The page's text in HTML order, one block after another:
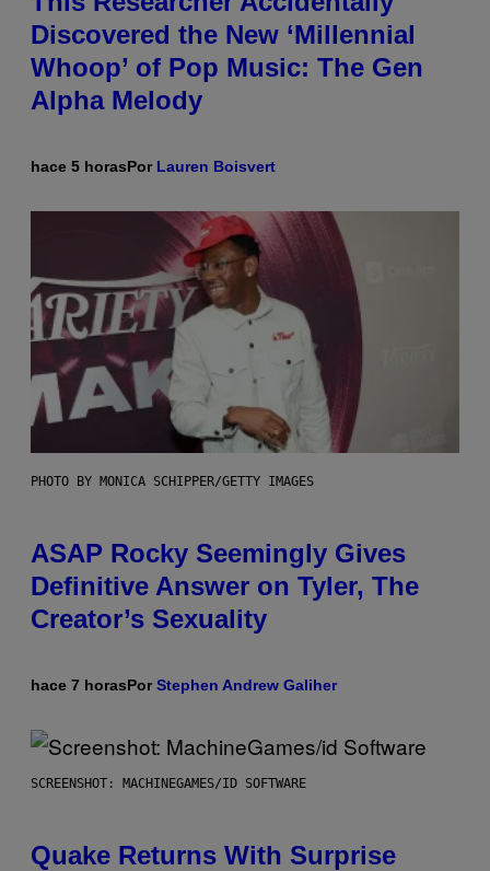
Discovered the New ‘Millennial
Whoop’ of Pop Music: The Gen
Alpha Melody
hace 5 horasPor Lauren Boisvert
PHOTO BY MONICA SCHIPPER/GETTY IMAGES
ASAP Rocky Seemingly Gives
Definitive Answer on Tyler, The
Creator’s Sexuality
hace 7 horasPorStephen Andrew Galiher
SCREENSHOT: MACHINEGAMES/ID SOFTWARE
Quake Returns With Surprise